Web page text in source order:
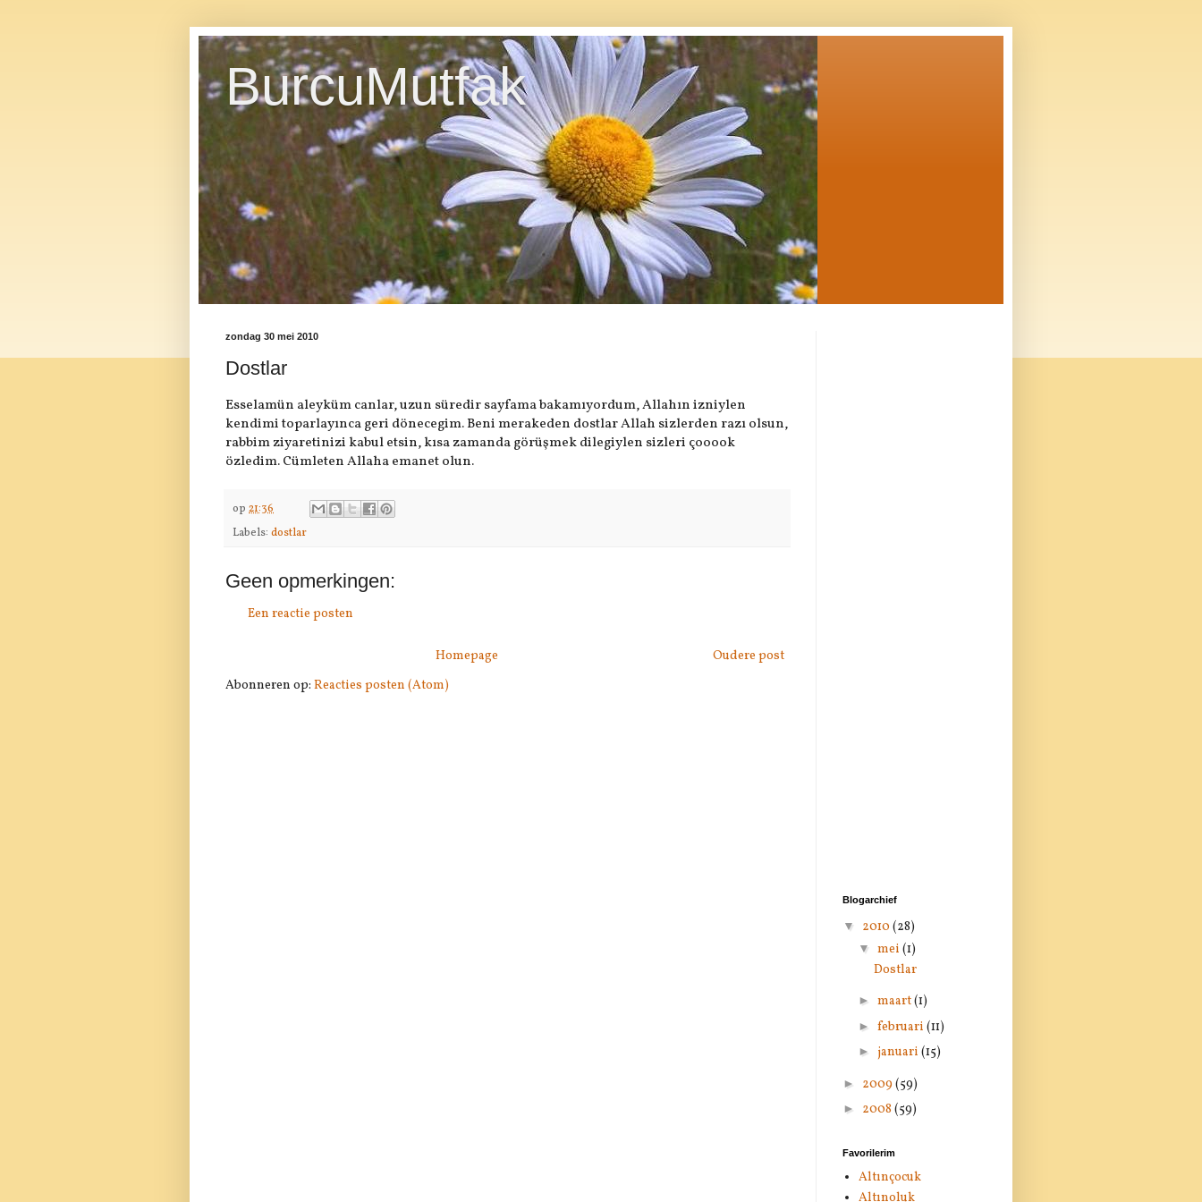
BurcuMutfak
zondag 30 mei 2010
Dostlar
Esselamün aleyküm canlar, uzun süredir sayfama bakamıyordum, Allahın izniylen
kendimi toparlayınca geri dönecegim. Beni merakeden dostlar Allah sizlerden razı olsun,
rabbim ziyaretinizi kabul etsin, kısa zamanda görüşmek dilegiylen sizleri çooook
özledim. Cümleten Allaha emanet olun.
op 21:36
Labels: dostlar
Geen opmerkingen:
Een reactie posten
Oudere post
Homepage
Abonneren op: Reacties posten (Atom)
Blogarchief
▼ 2010 (28)
▼ mei (1)
Dostlar
► maart(1)
► februari (11)
► januari (15)
► 2009 (59)
► 2008 (59)
Favorilerim
Altınçocuk
Altınoluk